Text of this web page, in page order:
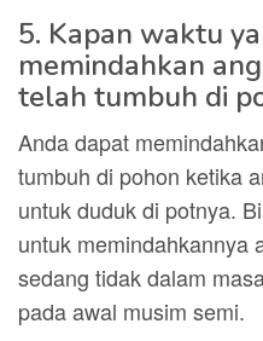
5. Kapan waktu
memindahkan
telah tumbuh di
Anda dapat
tumbuh di pohon ketika
untuk duduk di potnya.
untuk memindahkannya
sedang tidak dalam
pada awal musim semi.